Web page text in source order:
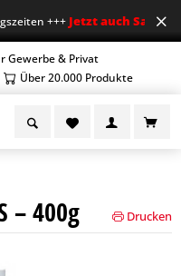
+++Jetzt auch Sa
Gewerbe & Privat
Über 20.000 Produkte
– 400g Drucken